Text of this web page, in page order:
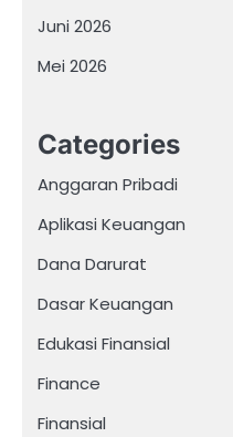
Juni 2026
Mei 2026
Categories
Anggaran Pribadi
Aplikasi Keuangan
Dana Darurat
Dasar Keuangan
Edukasi Finansial
Finance
Finansial